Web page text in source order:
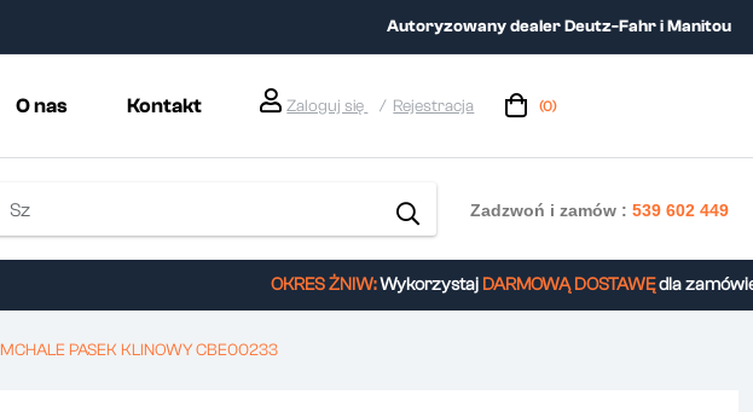
Autoryzowany dealer Deutz-Fahr i Manitou
O nas Kontakt Zaloguj się Rejestracja (0)
Zadzwoń i zamów :539 602 449
OKRES ŻNIW:WykorzystajDARMOWĄ DOSTAWĘdla zamówień
MCHALE PASEK KLINOWY CBE00233